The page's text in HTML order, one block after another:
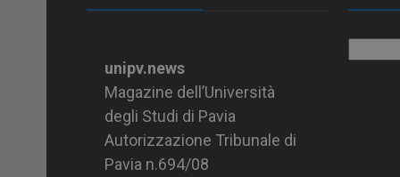
unipv.news
Magazine dell’Università
degli Studi di Pavia
Autorizzazione Tribunale di
Pavia n.694/08